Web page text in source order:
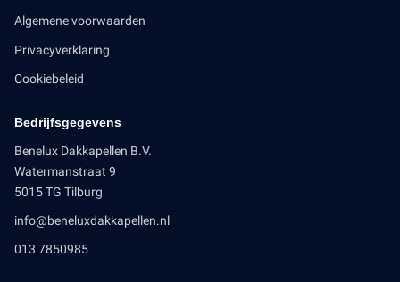
Algemene voorwaarden
Privacyverklaring
Cookiebeleid
Bedrijfsgegevens
Benelux Dakkapellen B.V.
Watermanstraat 9
5015 TG Tilburg
info@beneluxdakkapellen.nl
013 7850985